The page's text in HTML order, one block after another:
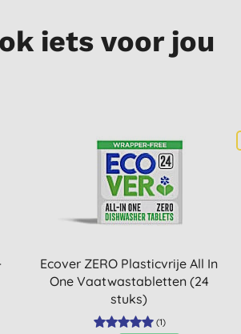
iets voor jou
Ecover ZERO Plasticvrije All In
One Vaatwastabletten (24
stuks)
(1)